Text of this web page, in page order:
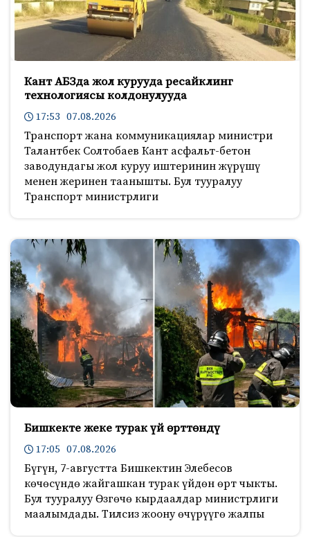
Кант АБЗда жол курууда ресайклинг
технологиясы колдонулууда
17:53 07.08.2026
Транспорт жана коммуникациялар министри
Талантбек Солтобаев Кант асфальт-бетон
заводундагы жол куруу иштеринин жүрүшү
менен жеринен таанышты. Бул тууралуу
Транспорт министрлиги
Бишкекте жеке турак үй өрттөндү
17:05 07.08.2026
Бүгүн, 7-августта Бишкектин Элебесов
көчөсүндө жайгашкан турак үйдөн өрт чыкты.
Бул тууралуу Өзгөчө кырдаалдар министрлиги
маалымдады. Тилсиз жоону өчүрүүгө жалпы